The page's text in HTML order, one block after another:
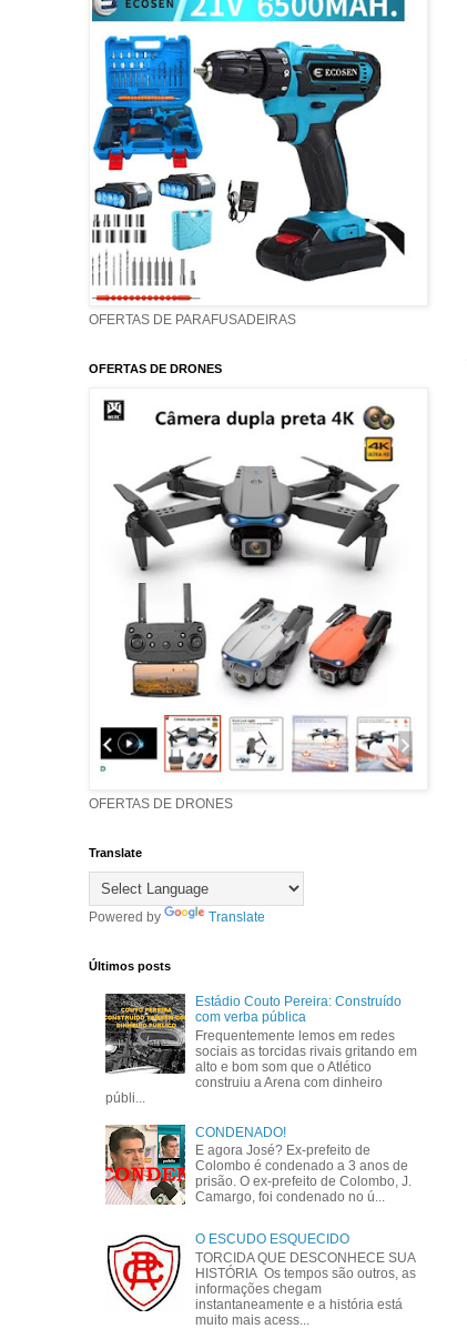
OFERTAS DE PARAFUSADEIRAS
OFERTAS DE DRONES
OFERTAS DE DRONES
Translate
Powered by Translate
Últimos posts
Estádio Couto Pereira: Construído
com verba pública
Frequentemente lemos em redes
sociais as torcidas rivais gritando em
alto e bom som que o Atlético
construiu a Arena com dinheiro
públi...
CONDENADO!
E agora José? Ex-prefeito de
Colombo é condenado a 3 anos de
prisão. O ex-prefeito de Colombo, J.
Camargo, foi condenado no ú...
O ESCUDO ESQUECIDO
TORCIDA QUE DESCONHECE SUA
HISTÓRIA Os tempos são outros, as
informações chegam
instantaneamente e a história está
muito mais acess...